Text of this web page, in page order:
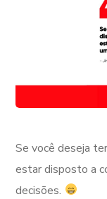
Se você deseja
estar disposto a
decisões.